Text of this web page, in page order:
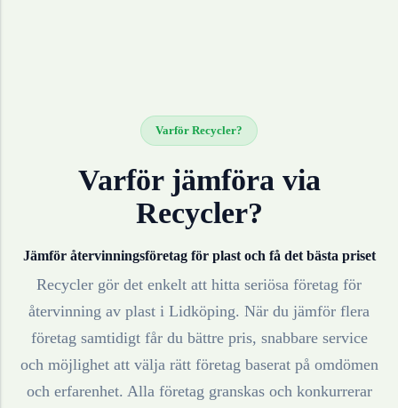
Varför Recycler?
Varför jämföra via
Recycler?
Jämför återvinningsföretag för plastoch få det bästa priset
Recycler gör det enkelt att hitta seriösa företag för
återvinning av plast i Lidköping. När du jämför flera
företag samtidigt får du bättre pris, snabbare service
och möjlighet att välja rätt företag baserat på omdömen
och erfarenhet. Alla företag granskas och konkurrerar